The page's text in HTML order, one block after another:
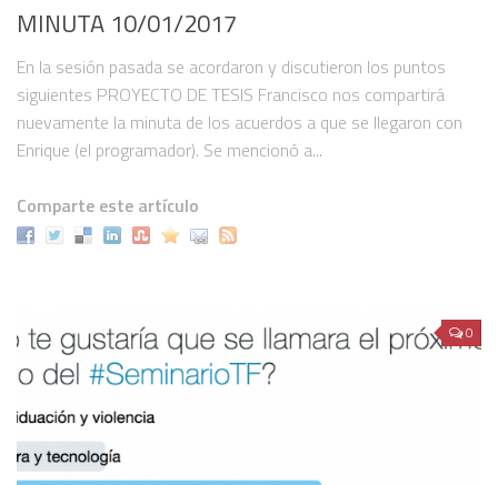
Lista de proyectos digitales
Participantes
¿Cómo puedo participar?
Histórico
In memoriam
Publicaciones colectivas
Humanidades Digitales. Ilustración, difusión y publicidad
Problematizar la tecnología en México: Ramos, Lombardo y Zea
¿Cómo se ha dicho la potencia de lo tecnológico en una singularidad
aún llamada mexicana?
Sobre los usos de las visualizaciones digitales en la investigación
filosófica
Estenogramas Filosóficos. Günther Anders
MINUTA 10/01/2017
En la sesión pasada se acordaron y discutieron los puntos
siguientes PROYECTO DE TESIS Francisco nos compartirá
nuevamente la minuta de los acuerdos a que se llegaron con
Enrique (el programador). Se mencionó a...
Comparte este artículo
0